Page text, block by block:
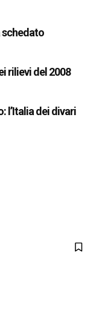
schedato
rilievi del 2008
l’Italia dei divari